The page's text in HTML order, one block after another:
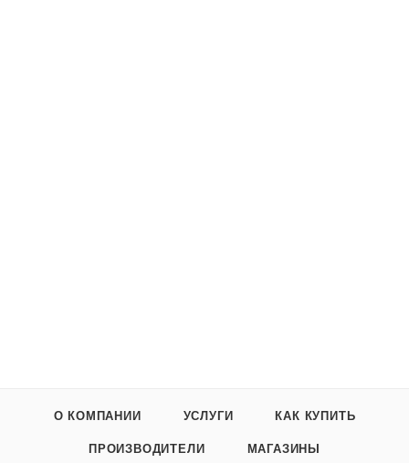
О КОМПАНИИ УСЛУГИ КАК КУПИТЬ
ПРОИЗВОДИТЕЛИ МАГАЗИНЫ